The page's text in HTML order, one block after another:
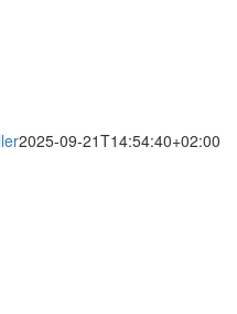
2025-09-21T14:54:40+02:00